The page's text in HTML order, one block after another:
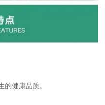
的健康品质。